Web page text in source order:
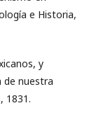
e Historia,
y
de nuestra
1831.